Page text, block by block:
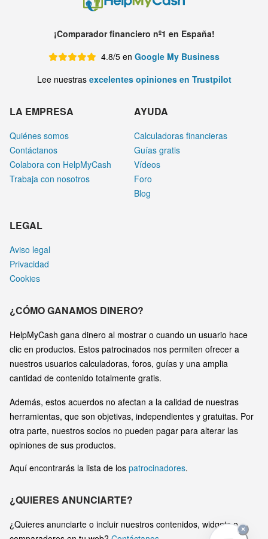
×
¡Comparador financiero nº1 en España!
4.8/5 en Google My Business
Lee nuestras excelentes opiniones en Trustpilot
LA EMPRESA
Quiénes somos
Contáctanos
Colabora con HelpMyCash
Trabaja con nosotros
AYUDA
Calculadoras financieras
Guías gratis
Vídeos
Foro
Blog
LEGAL
Aviso legal
Privacidad
Cookies
¿CÓMO GANAMOS DINERO?
HelpMyCash gana dinero al mostrar o cuando un usuario hace
clic en productos. Estos patrocinados nos permiten ofrecer a
nuestros usuarios calculadoras, foros, guías y una amplia
cantidad de contenido totalmente gratis.
Además, estos acuerdos no afectan a la calidad de nuestras
herramientas, que son objetivas, independientes y gratuitas. Por
otra parte, nuestros socios no pueden pagar para alterar las
opiniones de sus productos.
Aquí encontrarás la lista de los patrocinadores.
¿QUIERES ANUNCIARTE?
¿Quieres anunciarte o incluir nuestros contenidos, widgets o